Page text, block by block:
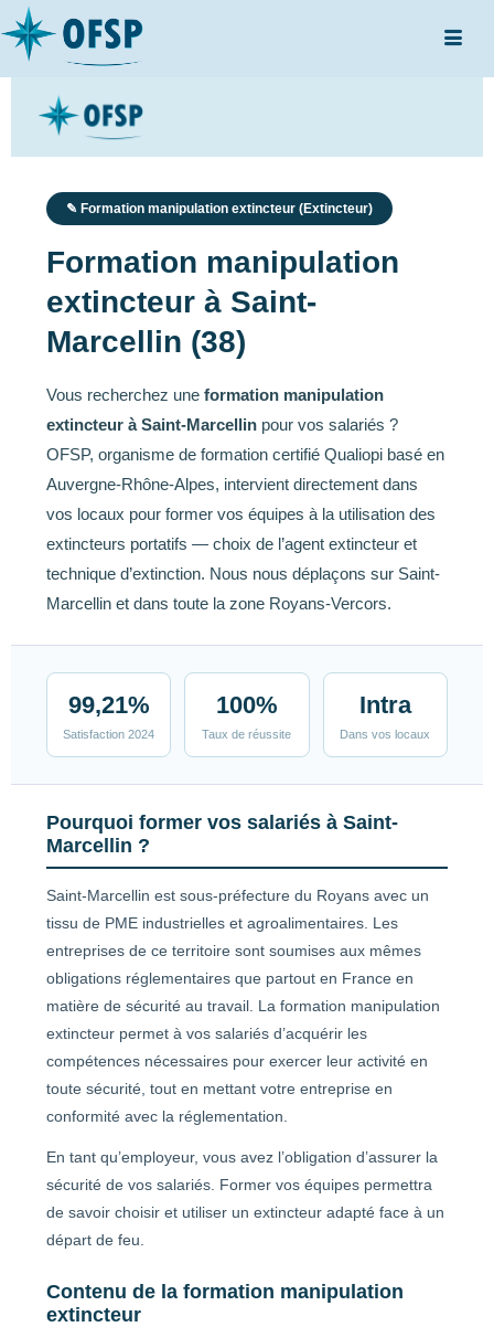
✎ Formation manipulation extincteur (Extincteur)
Formation manipulation
extincteur à Saint-
Marcellin (38)
Vous recherchez une formation manipulation
extincteur à Saint-Marcellin pour vos salariés ?
OFSP, organisme de formation certifié Qualiopi basé en
Auvergne-Rhône-Alpes, intervient directement dans
vos locaux pour former vos équipes à la utilisation des
extincteurs portatifs — choix de l’agent extincteur et
technique d’extinction. Nous nous déplaçons sur Saint-
Marcellin et dans toute la zone Royans-Vercors.
99,21%
Satisfaction 2024
100%
Taux de réussite
Intra
Dans vos locaux
Pourquoi former vos salariés à Saint-
Marcellin ?
Saint-Marcellin est sous-préfecture du Royans avec un
tissu de PME industrielles et agroalimentaires. Les
entreprises de ce territoire sont soumises aux mêmes
obligations réglementaires que partout en France en
matière de sécurité au travail. La formation manipulation
extincteur permet à vos salariés d’acquérir les
compétences nécessaires pour exercer leur activité en
toute sécurité, tout en mettant votre entreprise en
conformité avec la réglementation.
En tant qu’employeur, vous avez l’obligation d’assurer la
sécurité de vos salariés. Former vos équipes permettra
de savoir choisir et utiliser un extincteur adapté face à un
départ de feu.
Contenu de la formation manipulation
extincteur